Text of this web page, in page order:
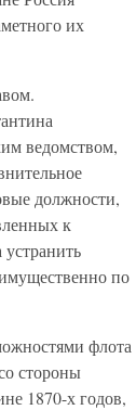
их
ведомством,
должности,
к
по
флота
стороны
1870-х годов,